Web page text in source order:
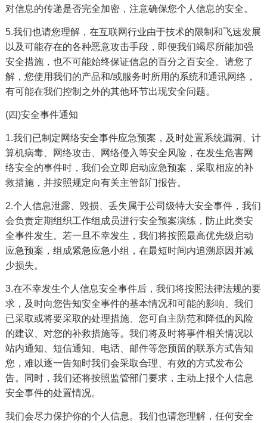
对信息的传递是否完全加密，注意确保您个人信息的安全。
5.我们也请您理解，在互联网行业由于技术的限制和飞速发展
以及可能存在的各种恶意攻击手段，即便我们竭尽所能加强
安全措施，也不可能始终保证信息的百分之百安全。请您了
解，您使用我们的产品和/或服务时所用的系统和通讯网络，
有可能在我们控制之外的其他环节出现安全问题。
(四)安全事件通知
1.我们已制定网络安全事件应急预案，及时处置系统漏洞、计
算机病毒、网络攻击、网络侵入等安全风险，在发生危害网
络安全的事件时，我们会立即启动应急预案，采取相应的补
救措施，并按照规定向有关主管部门报告。
2.个人信息泄露、毁损、丢失属于公司级特大安全事件，我们
会负责定期组织工作组成员进行安全预案演练，防止此类安
全事件发生。若一旦不幸发生，我们将按照最高优先级启动
应急预案，组成紧急应急小组，在最短时间内追溯原因并减
少损失。
3.在不幸发生个人信息安全事件后，我们将按照法律法规的要
求，及时向您告知安全事件的基本情况和可能的影响、我们
已采取或将要采取的处理措施、您可自主防范和降低的风险
的建议、对您的补救措施等。我们将及时将事件相关情况以
站内通知、短信通知、电话、邮件等您预留的联系方式告知
您，难以逐一告知时我们会采取合理、有效的方式发布公
告。同时，我们还将按照监管部门要求，主动上报个人信息
安全事件的处置情况。
我们会尽力保护你的个人信息。我们也请您理解，任何安全